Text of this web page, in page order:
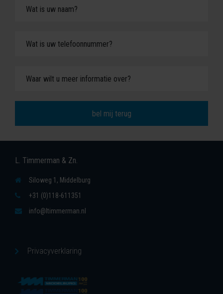
L. Timmerman & Zn.
Siloweg 1, Middelburg
+31 (0)118-611351
info@ltimmerman.nl
Privacyverklaring